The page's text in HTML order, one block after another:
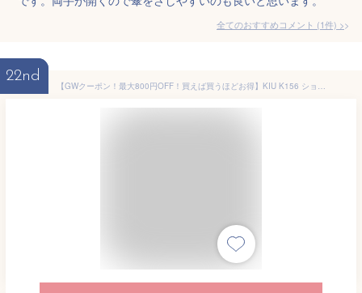
全てのおすすめコメント (1件) >
22nd
【GWクーポン！最大800円OFF！買えば買うほどお得】KIU K156 ショルダーバッグ 300D ボディバッグ フロントポケット ミニ レインバッグ 撥水 ユニセックス メンズ レディース 男女兼用 おしゃれ 2WAY 小さめ 防水 レオパード 豹柄 ヒョウ柄 カーキ 白